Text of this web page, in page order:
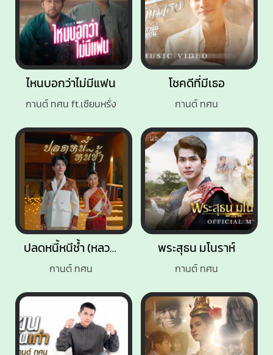
โชคดีที่มีเธอ
กานต์ ทศน
ไหนบอกว่าไม่มีแฟน
กานต์ ทศน ft.เซียนหรั่ง
พระสุธน มโนราห์
กานต์ ทศน
ปลดหนี้หนีช้ำ (หลวงปู่ศิลา)
กานต์ ทศน